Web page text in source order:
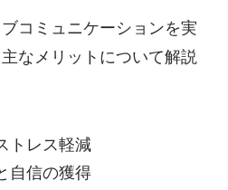
コミュニケーションを実
なメリットについて解説
トレス軽減
自信の獲得